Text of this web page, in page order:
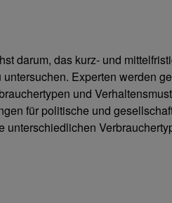
darum, das kurz- und
Experten werden
und
für politische und